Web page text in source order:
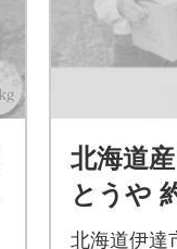
北海道
とうや
北海道伊達